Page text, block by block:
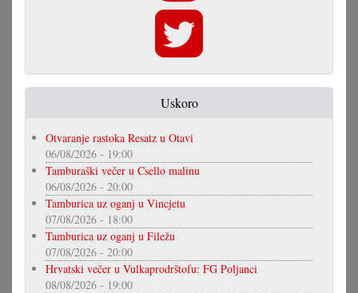
Uskoro
Otvaranje rastoka Resatz u Otavi
06/08/2026 - 19:00
Tamburaški večer u Csello malinu
06/08/2026 - 20:00
Tamburica uz oganj u Vincjetu
07/08/2026 - 18:00
Tamburica uz oganj u Filežu
07/08/2026 - 20:00
Hrvatski večer u Vulkaprodrštofu: FG Poljanci
08/08/2026 - 19:00